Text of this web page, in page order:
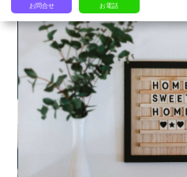
お問合せ お電話